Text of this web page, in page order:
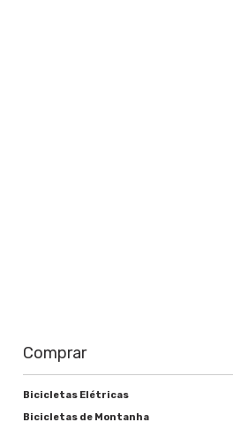
Comprar
Bicicletas Elétricas
Bicicletas de Montanha